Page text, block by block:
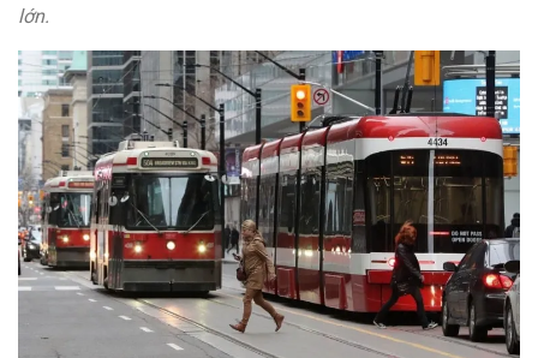
lớn.